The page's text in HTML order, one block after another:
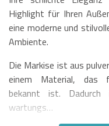
Highlight für Ihren
eine moderne und
Ambiente.
Die Markise ist aus
einem Material, das
bekannt ist.
wartungs…